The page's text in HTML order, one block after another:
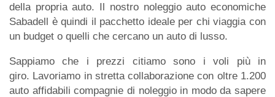
della propria auto. Il nostro noleggio auto economiche
Sabadell è quindi il pacchetto ideale per chi viaggia con
un budget o quelli che cercano un auto di lusso.
Sappiamo che i prezzi citiamo sono i voli più in
giro. Lavoriamo in stretta collaborazione con oltre 1.200
auto affidabili compagnie di noleggio in modo da sapere